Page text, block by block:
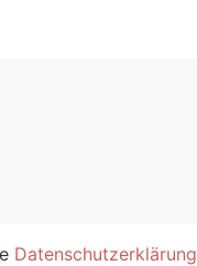
Datenschutzerklärung